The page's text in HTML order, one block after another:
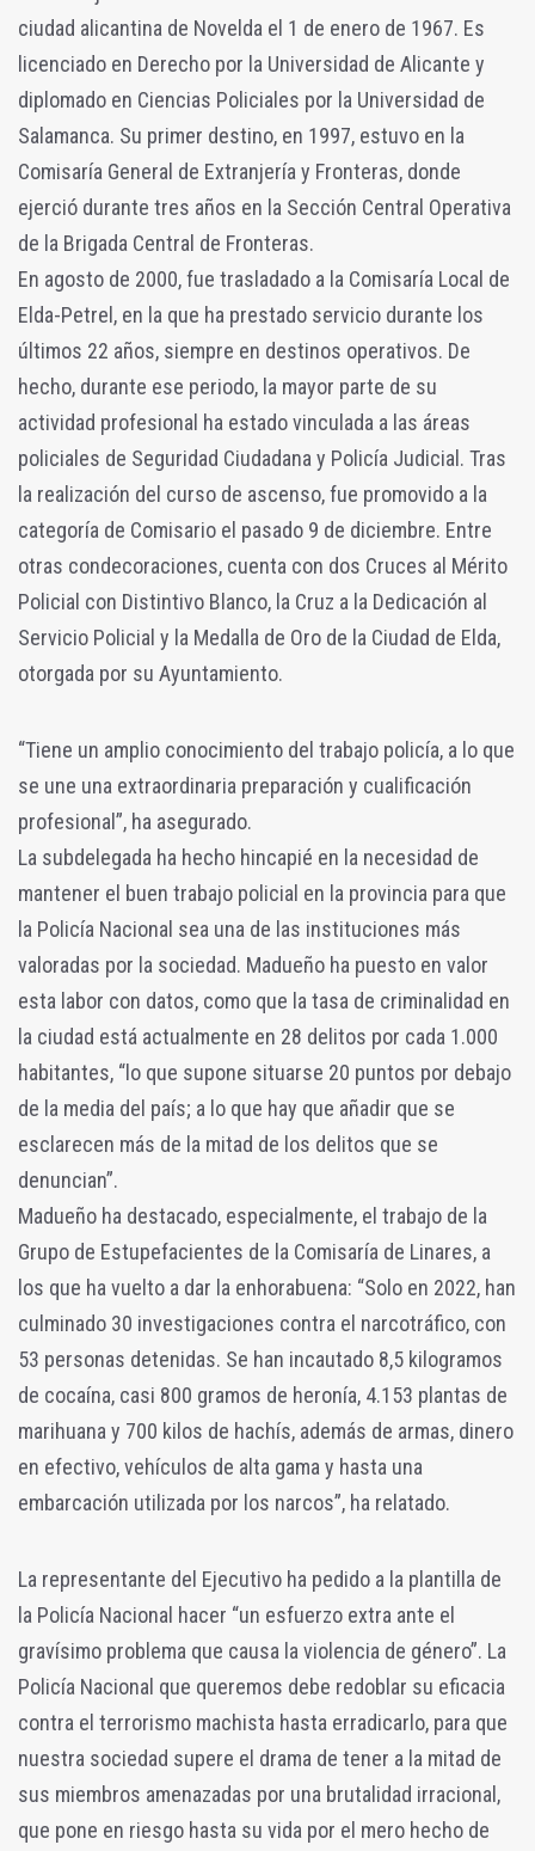
ciudad alicantina de Novelda el 1 de enero de 1967. Es
licenciado en Derecho por la Universidad de Alicante y
diplomado en Ciencias Policiales por la Universidad de
Salamanca. Su primer destino, en 1997, estuvo en la
Comisaría General de Extranjería y Fronteras, donde
ejerció durante tres años en la Sección Central Operativa
de la Brigada Central de Fronteras.
En agosto de 2000, fue trasladado a la Comisaría Local de
Elda-Petrel, en la que ha prestado servicio durante los
últimos 22 años, siempre en destinos operativos. De
hecho, durante ese periodo, la mayor parte de su
actividad profesional ha estado vinculada a las áreas
policiales de Seguridad Ciudadana y Policía Judicial. Tras
la realización del curso de ascenso, fue promovido a la
categoría de Comisario el pasado 9 de diciembre. Entre
otras condecoraciones, cuenta con dos Cruces al Mérito
Policial con Distintivo Blanco, la Cruz a la Dedicación al
Servicio Policial y la Medalla de Oro de la Ciudad de Elda,
otorgada por su Ayuntamiento.
“Tiene un amplio conocimiento del trabajo policía, a lo que
se une una extraordinaria preparación y cualificación
profesional”, ha asegurado.
La subdelegada ha hecho hincapié en la necesidad de
mantener el buen trabajo policial en la provincia para que
la Policía Nacional sea una de las instituciones más
valoradas por la sociedad. Madueño ha puesto en valor
esta labor con datos, como que la tasa de criminalidad en
la ciudad está actualmente en 28 delitos por cada 1.000
habitantes, “lo que supone situarse 20 puntos por debajo
de la media del país; a lo que hay que añadir que se
esclarecen más de la mitad de los delitos que se
denuncian”.
Madueño ha destacado, especialmente, el trabajo de la
Grupo de Estupefacientes de la Comisaría de Linares, a
los que ha vuelto a dar la enhorabuena: “Solo en 2022, han
culminado 30 investigaciones contra el narcotráfico, con
53 personas detenidas. Se han incautado 8,5 kilogramos
de cocaína, casi 800 gramos de heronía, 4.153 plantas de
marihuana y 700 kilos de hachís, además de armas, dinero
en efectivo, vehículos de alta gama y hasta una
embarcación utilizada por los narcos”, ha relatado.
La representante del Ejecutivo ha pedido a la plantilla de
la Policía Nacional hacer “un esfuerzo extra ante el
gravísimo problema que causa la violencia de género”. La
Policía Nacional que queremos debe redoblar su eficacia
contra el terrorismo machista hasta erradicarlo, para que
nuestra sociedad supere el drama de tener a la mitad de
sus miembros amenazadas por una brutalidad irracional,
que pone en riesgo hasta su vida por el mero hecho de